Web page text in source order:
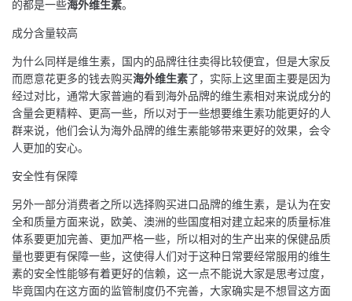
的都是一些海外维生素。
成分含量较高
为什么同样是维生素，国内的品牌往往卖得比较便宜，但是大家反
而愿意花更多的钱去购买海外维生素了，实际上这里面主要是因为
经过对比，通常大家普遍的看到海外品牌的维生素相对来说成分的
含量会更精粹、更高一些，所以对于一些想要维生素功能更好的人
群来说，他们会认为海外品牌的维生素能够带来更好的效果，会令
人更加的安心。
安全性有保障
另外一部分消费者之所以选择购买进口品牌的维生素，是认为在安
全和质量方面来说，欧美、澳洲的些国度相对建立起来的质量标准
体系要更加完善、更加严格一些，所以相对的生产出来的保健品质
量也要更有保障一些，这使得人们对于这种日常要经常服用的维生
素的安全性能够有着更好的信赖，这一点不能说大家是思考过度，
毕竟国内在这方面的监管制度仍不完善，大家确实是不想冒这方面